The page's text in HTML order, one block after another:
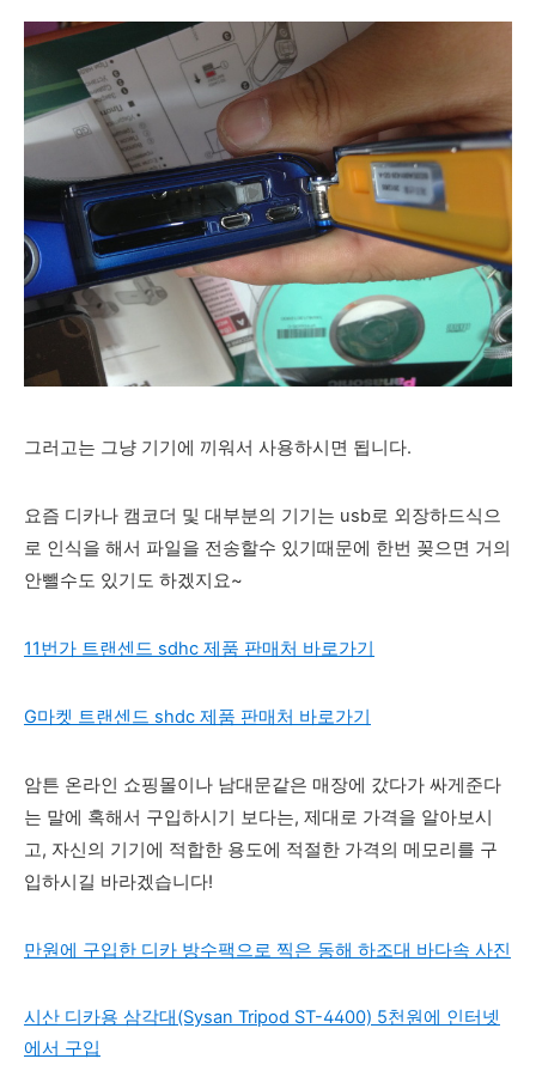
그러고는 그냥 기기에 끼워서 사용하시면 됩니다.
요즘 디카나 캠코더 및 대부분의 기기는 usb로 외장하드식으
로 인식을 해서 파일을 전송할수 있기때문에 한번 꽂으면 거의
안뺄수도 있기도 하겠지요~
11번가 트랜센드 sdhc 제품 판매처 바로가기
G마켓 트랜센드 shdc 제품 판매처 바로가기
암튼 온라인 쇼핑몰이나 남대문같은 매장에 갔다가 싸게준다
는 말에 혹해서 구입하시기 보다는, 제대로 가격을 알아보시
고, 자신의 기기에 적합한 용도에 적절한 가격의 메모리를 구
입하시길 바라겠습니다!
만원에 구입한 디카 방수팩으로 찍은 동해 하조대 바다속 사진
시산 디카용 삼각대(Sysan Tripod ST-4400) 5천원에 인터넷
에서 구입